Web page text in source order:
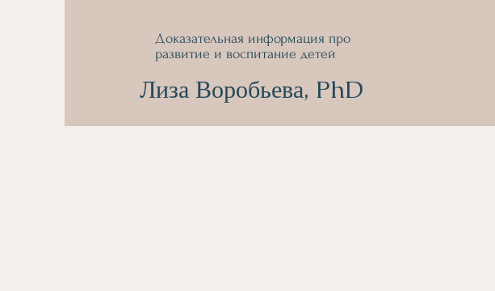
Доказательная информация про
развитие и воспитание детей
Лиза Воробьева, PhD